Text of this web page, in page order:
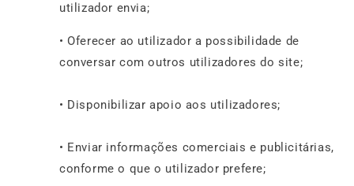
utilizador envia;
• Oferecer ao utilizador a possibilidade de
conversar com outros utilizadores do site;
• Disponibilizar apoio aos utilizadores;
• Enviar informações comerciais e publicitárias,
conforme o que o utilizador prefere;